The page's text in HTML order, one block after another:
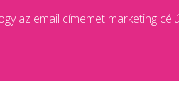
az email címemet marketing